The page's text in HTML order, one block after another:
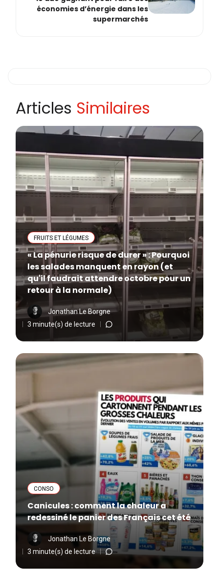
économies d’énergie dans les
supermarchés
Articles Similaires
FRUITS ET LÉGUMES
« La pénurie risque de durer » : Pourquoi
les salades manquent en rayon (et
qu'il faudrait attendre octobre pour un
retour à la normale)
Jonathan Le Borgne
3 minute(s) de lecture
CONSO
Canicules : comment la chaleur a
redessiné le panier des Français cet été
Jonathan Le Borgne
3 minute(s) de lecture